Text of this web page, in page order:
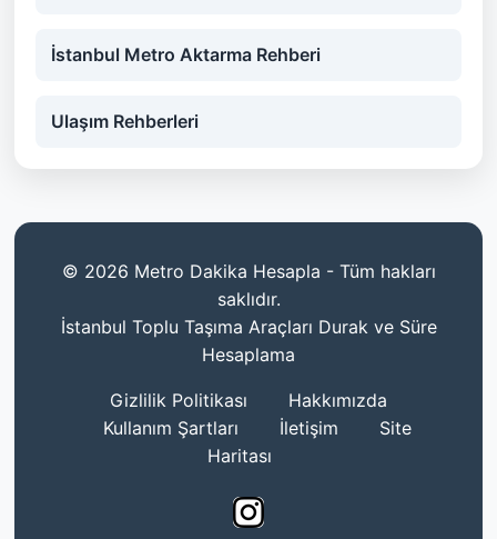
İstanbul Metro Aktarma Rehberi
Ulaşım Rehberleri
© 2026 Metro Dakika Hesapla - Tüm hakları
saklıdır.
İstanbul Toplu Taşıma Araçları Durak ve Süre
Hesaplama
Gizlilik Politikası
Hakkımızda
Kullanım Şartları
İletişim
Site
Haritası